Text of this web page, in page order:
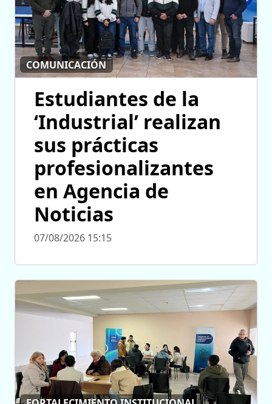
COMUNICACIÓN
Estudiantes de la
‘Industrial’ realizan
sus prácticas
profesionalizantes
en Agencia de
Noticias
07/08/2026 15:15